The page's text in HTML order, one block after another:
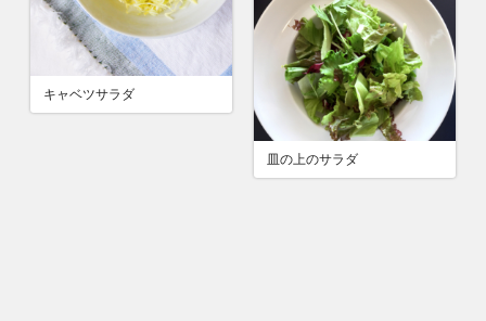
キャベツサラダ
皿の上のサラダ